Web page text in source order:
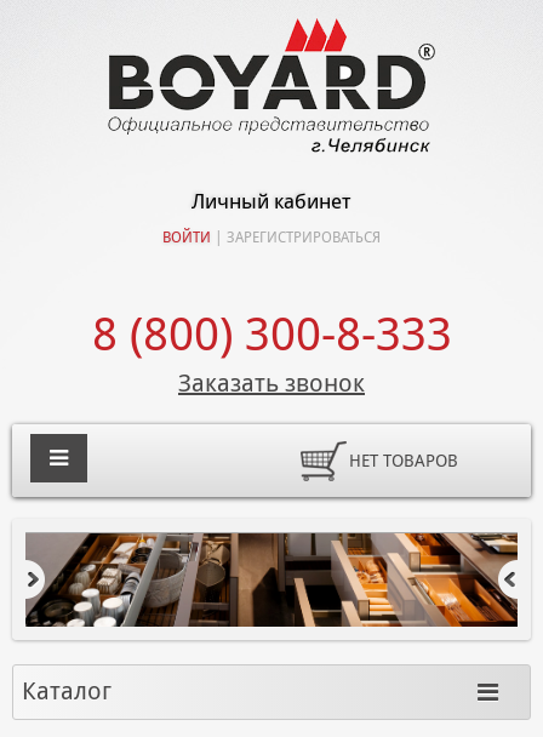
Личный кабинет
ВОЙТИ ЗАРЕГИСТРИРОВАТЬСЯ
8 (800) 300-8-333
Заказать звонок
НЕТ ТОВАРОВ
Каталог